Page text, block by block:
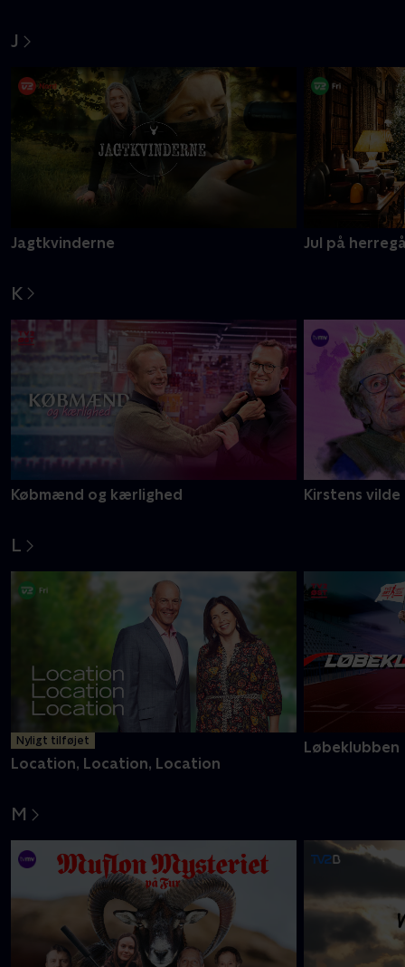
J
Jagtkvinderne Jul på
K
Købmænd og kærlighed Kirstens vilde
L
Nyligt tilføjet
Location, Location, Location
Løbeklubben
M